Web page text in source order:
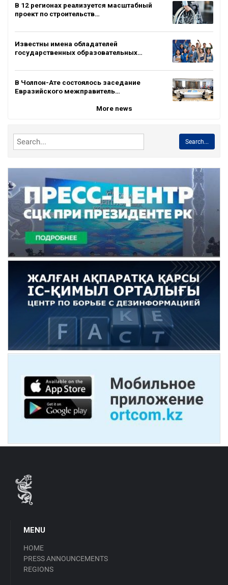
В 12 регионах реализуется масштабный
проект по строительств…
Известны имена обладателей
государственных образовательных…
В Чолпон-Ате состоялось заседание
Евразийского межправитель…
More news
Search...
MENU
HOME
PRESS ANNOUNCEMENTS
REGIONS